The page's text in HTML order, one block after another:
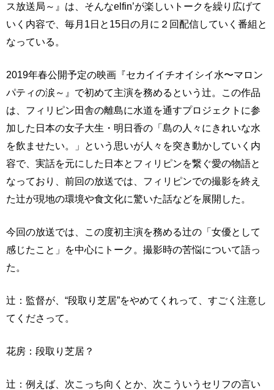
ス放送局～』は、そんなelfin’が楽しいトークを繰り広げて
いく内容で、毎月1日と15日の月に２回配信していく番組と
なっている。
2019年春公開予定の映画『セカイイチオイシイ水〜マロン
パティの涙～』で初めて主演を務めるという辻。この作品
は、フィリピン田舎の離島に水道を通すプロジェクトに参
加した日本の女子大生・明日香の「島の人々にきれいな水
を飲ませたい。」という思いが人々を突き動かしていく内
容で、実話を元にした日本とフィリピンを繋ぐ愛の物語と
なっており、前回の放送では、フィリピンでの撮影を終え
た辻が現地の環境や食文化に驚いた話などを展開した。
今回の放送では、この度初主演を務める辻の「女優として
感じたこと」を中心にトーク。撮影時の苦悩について語っ
た。
辻：監督が、“段取り芝居”をやめてくれって、すごく注意し
てくださって。
花房：段取り芝居？
辻：例えば、次こっち向くとか、次こういうセリフの言い